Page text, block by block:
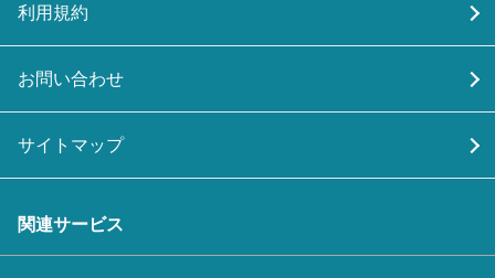
利用規約
お問い合わせ
サイトマップ
関連サービス